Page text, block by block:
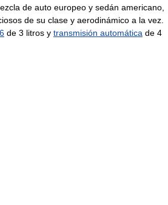
de auto europeo y sedán americano,
de su clase y aerodinámico a la vez.
de 3 litros y transmisión automática de 4